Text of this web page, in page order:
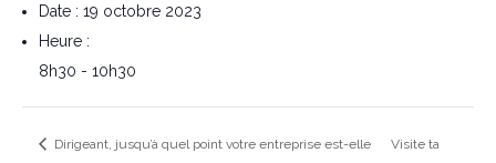
Date : 19 octobre 2023
Heure :
8h30 - 10h30
Dirigeant, jusqu’à quel point votre entreprise est-elle
Visite ta